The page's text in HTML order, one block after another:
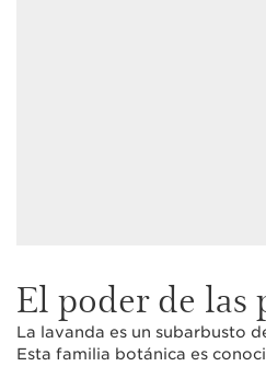
El poder de las
La lavanda es un subarbusto
Esta familia botánica es